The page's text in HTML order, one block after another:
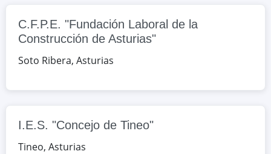
Fernández Negrete, 2, Tineo,
Asturias, España
C.F.P.E. "Fundación Laboral de la
Construcción de Asturias"
Soto Ribera, Asturias
I.E.S. "Concejo de Tineo"
Tineo, Asturias